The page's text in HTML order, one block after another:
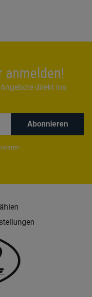
direkt ins
Abonnieren